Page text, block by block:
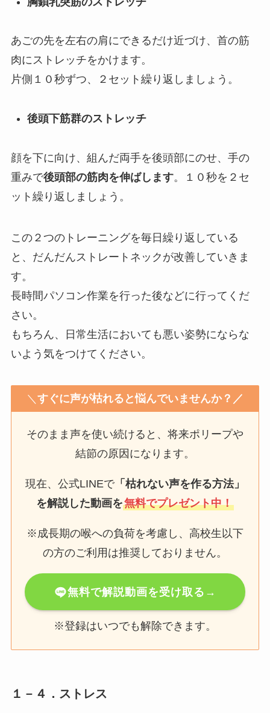
あごの先を左右の肩にできるだけ近づけ、首の筋
肉にストレッチをかけます。
片側１０秒ずつ、２セット繰り返しましょう。
後頭下筋群のストレッチ
顔を下に向け、組んだ両手を後頭部にのせ、手の
重みで後頭部の筋肉を伸ばします。１０秒を２セ
ット繰り返しましょう。
この２つのトレーニングを毎日繰り返している
と、だんだんストレートネックが改善していきま
す。
長時間パソコン作業を行った後などに行ってくだ
さい。
もちろん、日常生活においても悪い姿勢にならな
いよう気をつけてください。
＼ すぐに声が枯れると悩んでいませんか？／
そのまま声を使い続けると、将来ポリープや
結節の原因になります。
現在、公式LINEで「枯れない声を作る方法」
を解説した動画を無料でプレゼント中！
※成長期の喉への負荷を考慮し、高校生以下
の方のご利用は推奨しておりません。
無料で解説動画を受け取る→
※登録はいつでも解除できます。
１－４．ストレス